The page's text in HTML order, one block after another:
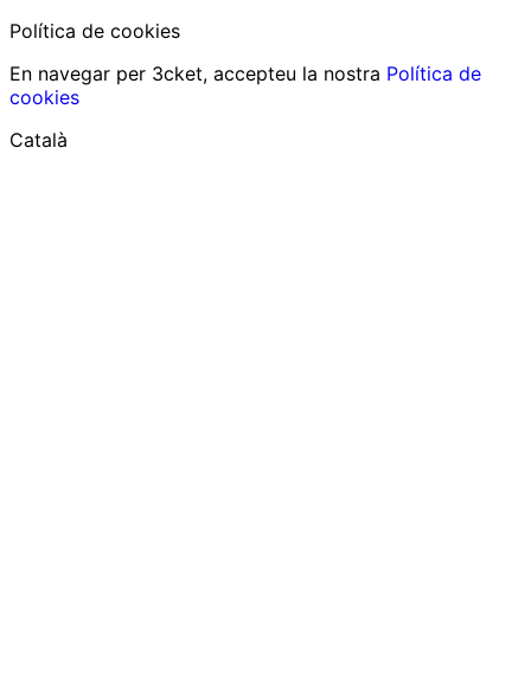
Política de cookies
En navegar per 3cket, accepteu la nostra Política de
cookies
Català